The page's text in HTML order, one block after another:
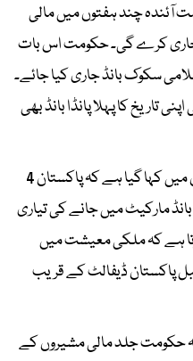
آئندہ چند ہفتوں میں مالی
کرے گی۔ حکومت اس بات
سکوک بانڈ جاری کیا جائے۔
تاریخ کا پہلا پانڈا بانڈ بھی
وزارتِ خزانہ کی جانب سے جاری بیان میں کہا گیا ہے کہ پاکستان 4
مارکیٹ میں جانے کی تیاری
ہے کہ ملکی معیشت میں
پاکستان ڈیفالٹ کے قریب
حکومت جلد مالی مشیروں کے